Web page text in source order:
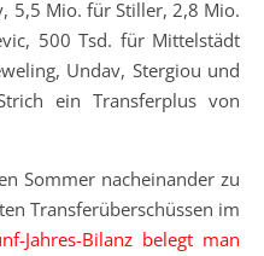
5,5 Mio. für Stiller, 2,8 Mio.
500 Tsd. für Mittelstädt
Undav, Stergiou und
ein Transferplus von
Sommer nacheinander zu
Transferüberschüssen im
Jahres-Bilanz belegt man